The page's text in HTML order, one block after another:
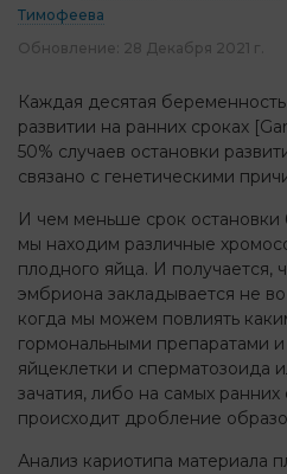
Комментарии (14)
Тимофеева
Обновление: 28 Декабря 2021 г.
Каждая десятая беременность
развитии на ранних сроках
50% случаев остановки
связано с генетическими
И чем меньше срок
мы находим различные
плодного яйца. И получается,
эмбриона закладывается не
когда мы можем повлиять
гормональными препаратами
яйцеклетки и сперматозоида
зачатия, либо на самых ранних
происходит дробление
Анализ кариотипа материала